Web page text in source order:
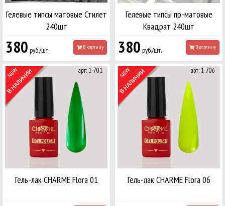
Гелевые типсы матовые Стилет
240шт
380 руб./шт. В корзину
Гелевые типсы пр-матовые
Квадрат 240шт
380 руб./шт. В корзину
арт: 1-701
Гель-лак CHARME Flora 01
арт: 1-706
Гель-лак CHARME Flora 06